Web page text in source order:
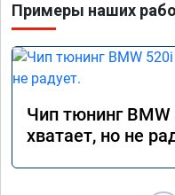
Примеры наших
Чип тюнинг BMW
хватает, но не